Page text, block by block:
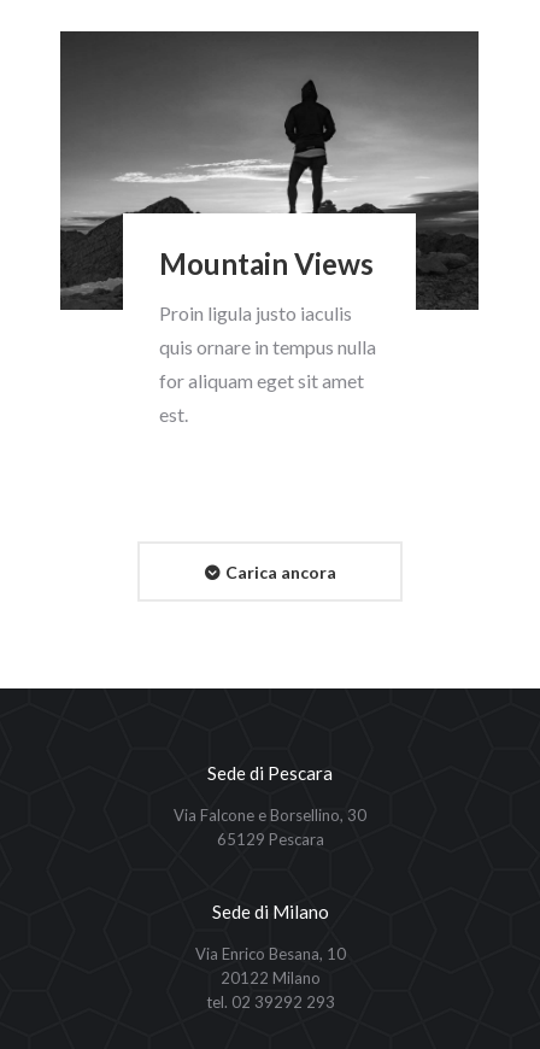
Mountain Views
Proin ligula justo iaculis
quis ornare in tempus nulla
for aliquam eget sit amet
est.
Carica ancora
Sede di Pescara
Via Falcone e Borsellino, 30
65129 Pescara
Sede di Milano
Via Enrico Besana, 10
20122 Milano
tel. 02 39292 293